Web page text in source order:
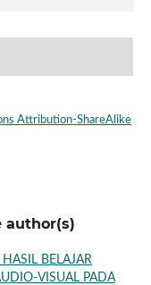
Attribution-ShareAlike
author(s)
BELAJAR
VISUAL PADA